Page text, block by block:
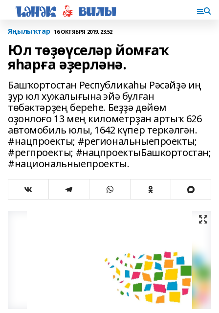
Яңылыҡтар 16 ОКТЯБРЯ 2019, 23:52
Юл төҙөүселәр йомғаҡ
яһарға әҙерләнә.
Башҡортостан Республикаһы Рәсәйҙә иң
ҙур юл хужалығына эйә булған
төбәктәрҙең береһе. Беҙҙә дөйөм
оҙонлоғо 13 мең километрҙан артыҡ 626
автомобиль юлы, 1642 күпер теркәлгән.
#нацпроекты; #региональныепроекты;
#регпроекты; #нацпроектыБашкортостан;
#национальныепроекты.